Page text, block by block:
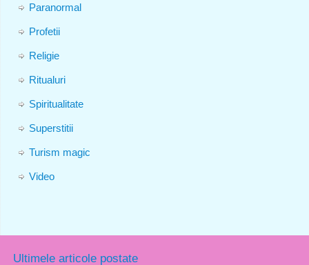
Paranormal
Profetii
Religie
Ritualuri
Spiritualitate
Superstitii
Turism magic
Video
Ultimele articole postate